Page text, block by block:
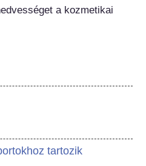
a kozmetikai
tartozik